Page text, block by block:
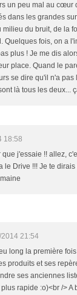
un peu mal au cœur
dans les grandes
milieu du bruit, de la
Quelques fois, on a
plus ! Je me dis
place. Quand le
se dire qu'il n'a pas
là tous les deux...
18:58
j'essaie !! allez,
le Drive !!! Je te dirais
21:54
long la première
produits et ses
ses anciennes
rapide :o)<br /> A